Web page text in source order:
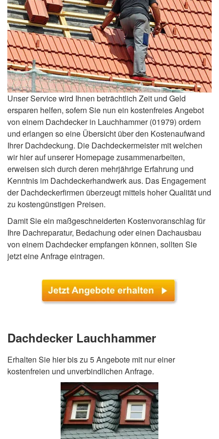
Unser Service wird Ihnen beträchtlich Zeit und Geld
ersparen helfen, sofern Sie nun ein kostenfreies Angebot
von einem Dachdecker in Lauchhammer (01979) ordern
und erlangen so eine Übersicht über den Kostenaufwand
Ihrer Dachdeckung. Die Dachdeckermeister mit welchen
wir hier auf unserer Homepage zusammenarbeiten,
erweisen sich durch deren mehrjährige Erfahrung und
Kenntnis im Dachdeckerhandwerk aus. Das Engagement
der Dachdeckerfirmen überzeugt mittels hoher Qualität und
zu kostengünstigen Preisen.
Damit Sie ein maßgeschneiderten Kostenvoranschlag für
Ihre Dachreparatur, Bedachung oder einen Dachausbau
von einem Dachdecker empfangen können, sollten Sie
jetzt eine Anfrage eintragen.
Dachdecker Lauchhammer
Erhalten Sie hier bis zu 5 Angebote mit nur einer
kostenfreien und unverbindlichen Anfrage.